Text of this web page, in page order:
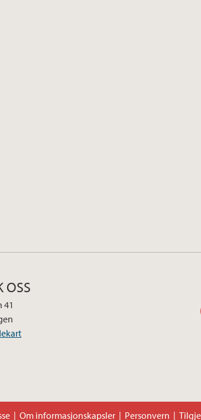
OSS
41
Om informasjonskapsler Personvern